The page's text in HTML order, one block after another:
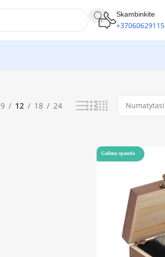
Skambinkite
+37060629115
9 12 18 24
Galima spauda